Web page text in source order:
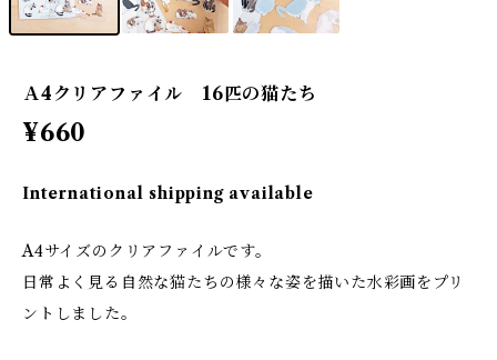
Ａ4クリアファイル 16匹の猫たち
¥660
International shipping available
A4サイズのクリアファイルです。
日常よく見る自然な猫たちの様々な姿を描いた水彩画をプリ
ントしました。